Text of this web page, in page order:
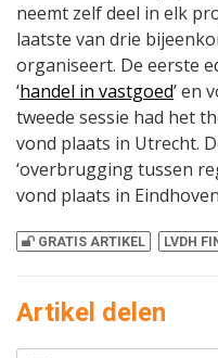
neemt zelf deel in elk
laatste van drie
organiseert. De eerste
‘handel in vastgoed’ en
tweede sessie had het
vond plaats in Utrecht.
‘overbrugging tussen
vond plaats in
GRATIS ARTIKEL LVDH
Artikel delen